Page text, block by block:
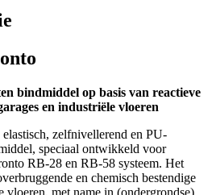
bindmiddel op basis van reactieve
en industriële vloeren
zelfnivellerend en PU-
speciaal ontwikkeld voor
RB-28 en RB-58 systeem. Het
en chemisch bestendige
vloeren, met name in (ondergrondse)